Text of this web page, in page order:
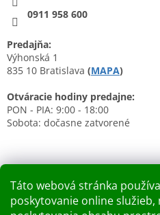
Táto webová stránka
poskytovanie online služieb,
0911 958 600
Predajňa:
Výhonská 1
835 10 Bratislava (MAPA)
Otváracie hodiny predajne:
PON - PIA: 9:00 - 18:00
Sobota: dočasne zatvorené
Nákupný košík